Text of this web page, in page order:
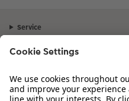
Service
Sortiment